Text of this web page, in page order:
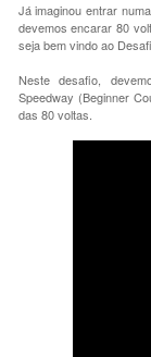
Já imaginou entrar
devemos encarar 80
seja bem vindo ao
Neste desafio,
Speedway (Beginner
das 80 voltas.